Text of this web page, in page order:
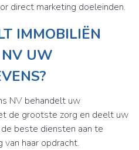
direct marketing doeleinden.
IMMOBILIËN
UW
NV behandelt uw
de grootste zorg en deelt uw
beste diensten aan te
van haar opdracht.